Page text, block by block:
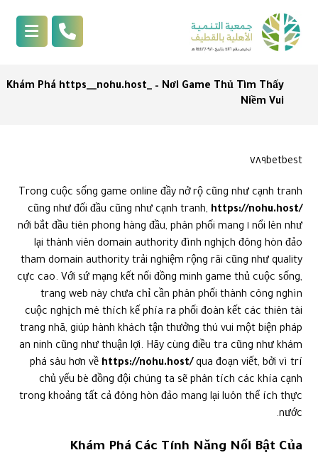
Khám Phá https__nohu.host_ – Nơi Game Thủ Tìm Thấy
Niềm Vui
٧٨٩betbest
Trong cuộc sống game online đầy nở rộ cũng như cạnh tranh
cũng như đối đầu cũng như cạnh tranh, https://nohu.host/
nổi lên như ١ nới bắt đầu tiên phong hàng đầu, phân phối mang
lại thành viên domain authority đình nghịch đông hòn đảo
tham domain authority trải nghiệm rộng rãi cũng như quality
cực cao. Với sứ mạng kết nối đồng minh game thủ cuộc sống,
trang web này chưa chỉ cần phân phối thành công nghìn
cuộc nghịch mê thích kế phía ra phối đoàn kết các thiên tài
trang nhã, giúp hành khách tận thưởng thú vui một biện pháp
an ninh cũng như thuận lợi. Hãy cùng điều tra cũng như khám
phá sâu hơn về https://nohu.host/qua đoạn viết, bởi vì trí
chủ yếu bè đồng đội chúng ta sẽ phân tích các khía cạnh
trong khoảng tất cả đông hòn đảo mang lại luôn thể ích thực
nước.
Khám Phá Các Tính Năng Nổi Bật Của